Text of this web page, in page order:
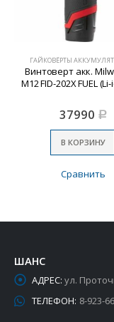
ГАЙКОВЁРТЫ
Винтоверт акк.
M12 FID-202X FUEL
37990 Р
В КОРЗИНУ
Сравнить
ШАНС
АДРЕС: ул.
ТЕЛЕФОН: 8-923-